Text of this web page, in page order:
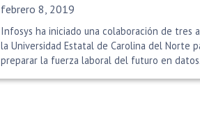
Fecha de publicación:
febrero 8, 2019
Infosys ha iniciado una colaboración de tres
la Universidad Estatal de Carolina del Norte
preparar la fuerza laboral del futuro en